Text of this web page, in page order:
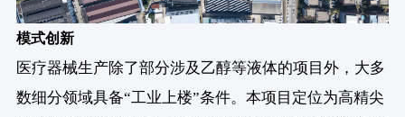
模式创新
医疗器械生产除了部分涉及乙醇等液体的项目外，大多
数细分领域具备“工业上楼”条件。本项目定位为高精尖